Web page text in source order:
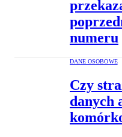
numeru
DANE OSOBOWE
Czy
danych